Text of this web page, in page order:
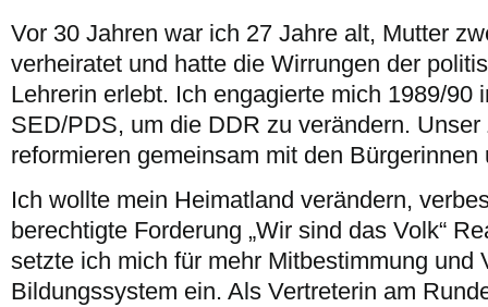
Vor 30 Jahren war ich 27 Jahre alt, Mutter
verheiratet und hatte die Wirrungen der
Lehrerin erlebt. Ich engagierte mich 1989/90
SED/PDS, um die DDR zu verändern.
reformieren gemeinsam mit den Bürgerinnen
Ich wollte mein Heimatland verändern,
berechtigte Forderung „Wir sind das Volk“
setzte ich mich für mehr Mitbestimmung und
Bildungssystem ein. Als Vertreterin am